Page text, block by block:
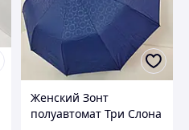
Женский Зонт
полуавтомат Три Слона